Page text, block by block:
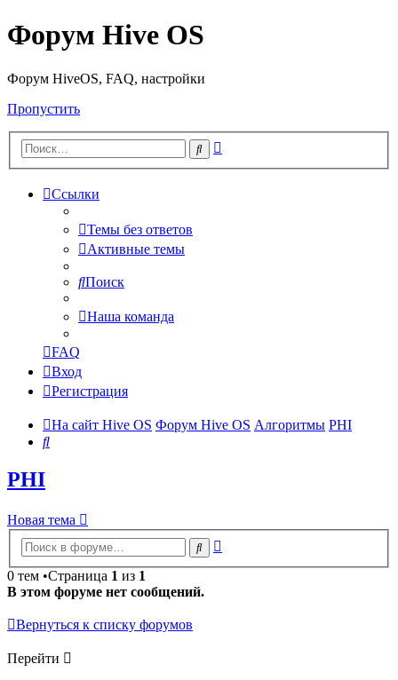
Форум Hive OS
Форум HiveOS, FAQ, настройки
Пропустить
Поиск
Ссылки
Темы без ответов
Активные темы
Поиск
Наша команда
FAQ
Вход
Регистрация
На сайт Hive OS Форум Hive OS Алгоритмы PHI
Поиск
PHI
Новая тема
Поиск
0 тем •Страница 1 из 1
В этом форуме нет сообщений.
Вернуться к списку форумов
Перейти